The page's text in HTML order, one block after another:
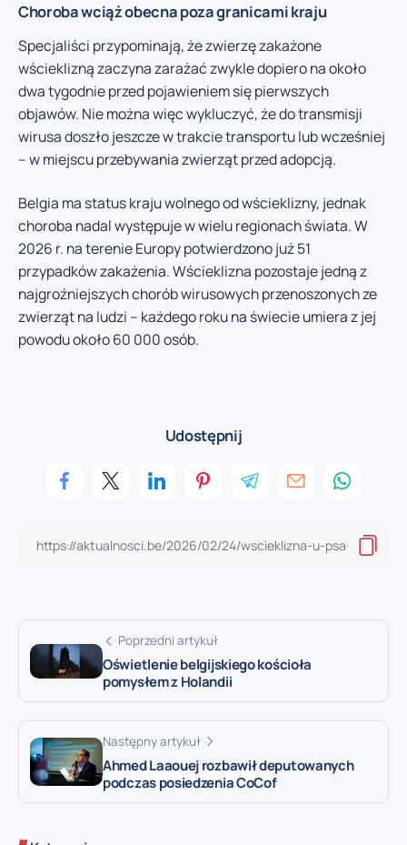
Choroba wciąż obecna poza granicami kraju
Specjaliści przypominają, że zwierzę zakażone
wścieklizną zaczyna zarażać zwykle dopiero na około
dwa tygodnie przed pojawieniem się pierwszych
objawów. Nie można więc wykluczyć, że do transmisji
wirusa doszło jeszcze w trakcie transportu lub wcześniej
– w miejscu przebywania zwierząt przed adopcją.
Belgia ma status kraju wolnego od wścieklizny, jednak
choroba nadal występuje w wielu regionach świata. W
2026 r. na terenie Europy potwierdzono już 51
przypadków zakażenia. Wścieklizna pozostaje jedną z
najgroźniejszych chorób wirusowych przenoszonych ze
zwierząt na ludzi – każdego roku na świecie umiera z jej
powodu około 60 000 osób.
Udostępnij
Poprzedni artykuł
Oświetlenie belgijskiego kościoła
pomysłem z Holandii
Następny artykuł
Ahmed Laaouej rozbawił deputowanych
podczas posiedzenia CoCof